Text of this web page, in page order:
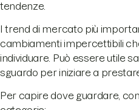
tendenze.
I trend di mercato più
cambiamenti impercettibili
individuare. Può essere utile
sguardo per iniziare a
Per capire dove guardare,